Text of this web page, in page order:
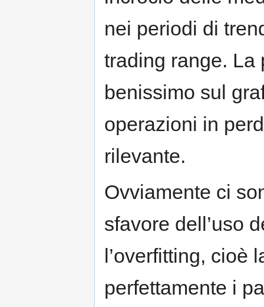
nei periodi di
trading range. La
benissimo sul
operazioni in
rilevante.
Ovviamente ci
sfavore dell’uso
l’overfitting, cioè
perfettamente i